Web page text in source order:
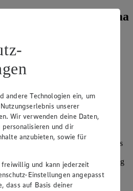
& Tricks zum Thema
Getränke
über den Wein aus?
Aufschluss über seine Qualität,
Herkunft. Durch die Bestimmung des
sowie der Klarheit können die
Um eine objektive Beurteilung
andere Technologien ein, um
unserer
Wir verwenden deine Daten,
personalisieren und dir
anzubieten, sowie für
und kann jederzeit
Einstellungen angepasst
dass auf Basis deiner